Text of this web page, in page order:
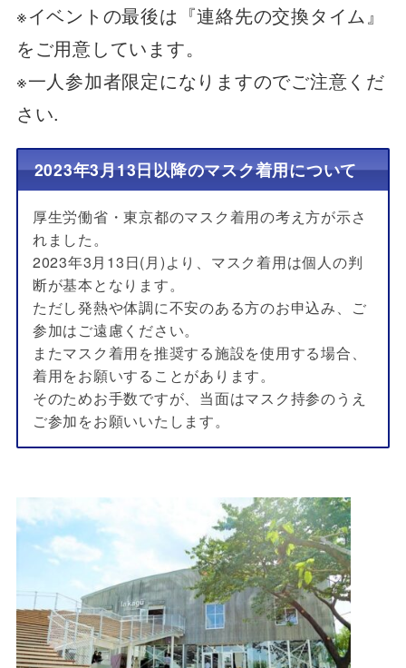
※イベントの最後は『連絡先の交換タイム』
をご用意しています。
※一人参加者限定になりますのでご注意くだ
さい.
2023年3月13日以降のマスク着用について
厚生労働省・東京都のマスク着用の考え方が示さ
れました。
2023年3月13日(月)より、マスク着用は個人の判
断が基本となります。
ただし発熱や体調に不安のある方のお申込み、ご
参加はご遠慮ください。
またマスク着用を推奨する施設を使用する場合、
着用をお願いすることがあります。
そのためお手数ですが、当面はマスク持参のうえ
ご参加をお願いいたします。